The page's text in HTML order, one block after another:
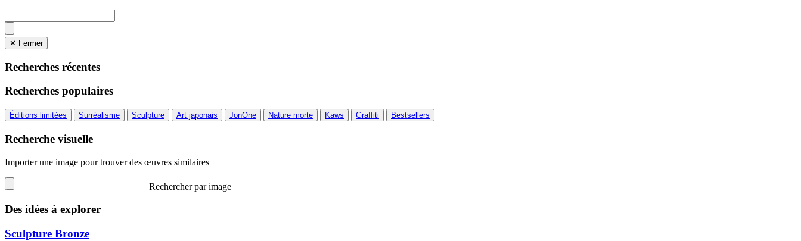
✕ Fermer
Recherches récentes
Recherches populaires
Éditions limitées Surréalisme Sculpture Art japonais JonOne Nature morte Kaws Graffiti Bestsellers
Recherche visuelle
Importer une image pour trouver des œuvres similaires
Rechercher par image
Des idées à explorer
Sculpture Bronze